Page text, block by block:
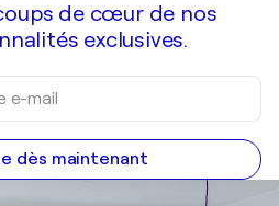
de cœur de nos
exclusives.
dès maintenant